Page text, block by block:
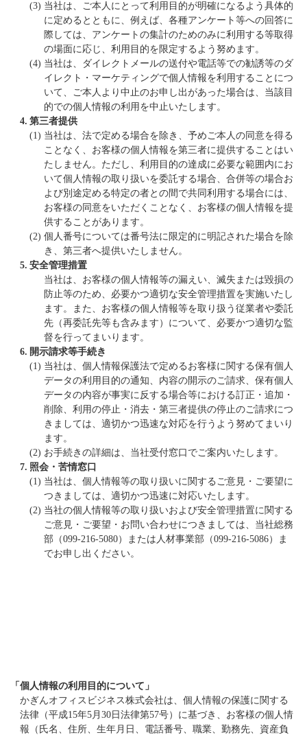
(3) 当社は、ご本人にとって利用目的が明確になるよう具体的
に定めるとともに、例えば、各種アンケート等への回答に
際しては、アンケートの集計のためのみに利用する等取得
の場面に応じ、利用目的を限定するよう努めます。
(4) 当社は、ダイレクトメールの送付や電話等での勧誘等のダ
イレクト・マーケティングで個人情報を利用することにつ
いて、ご本人より中止のお申し出があった場合は、当該目
的での個人情報の利用を中止いたします。
4. 第三者提供
(1) 当社は、法で定める場合を除き、予めご本人の同意を得る
ことなく、お客様の個人情報を第三者に提供することはい
たしません。ただし、利用目的の達成に必要な範囲内にお
いて個人情報の取り扱いを委託する場合、合併等の場合お
よび別途定める特定の者との間で共同利用する場合には、
お客様の同意をいただくことなく、お客様の個人情報を提
供することがあります。
(2) 個人番号については番号法に限定的に明記された場合を除
き、第三者へ提供いたしません。
5. 安全管理措置
当社は、お客様の個人情報等の漏えい、滅失または毀損の
防止等のため、必要かつ適切な安全管理措置を実施いたし
ます。また、お客様の個人情報等を取り扱う従業者や委託
先（再委託先等も含みます）について、必要かつ適切な監
督を行ってまいります。
6. 開示請求等手続き
(1) 当社は、個人情報保護法で定めるお客様に関する保有個人
データの利用目的の通知、内容の開示のご請求、保有個人
データの内容が事実に反する場合等における訂正・追加・
削除、利用の停止・消去・第三者提供の停止のご請求につ
きましては、適切かつ迅速な対応を行うよう努めてまいり
ます。
(2) お手続きの詳細は、当社受付窓口でご案内いたします。
7. 照会・苦情窓口
(1) 当社は、個人情報等の取り扱いに関するご意見・ご要望に
つきましては、適切かつ迅速に対応いたします。
(2) 当社の個人情報等の取り扱いおよび安全管理措置に関する
ご意見・ご要望・お問い合わせにつきましては、当社総務
部（099-216-5080）または人材事業部（099-216-5086）ま
でお申し出ください。
「個人情報の利用目的について」
かぎんオフィスビジネス株式会社は、個人情報の保護に関する
法律（平成15年5月30日法律第57号）に基づき、お客様の個人情
報（氏名、住所、生年月日、電話番号、職業、勤務先、資産負